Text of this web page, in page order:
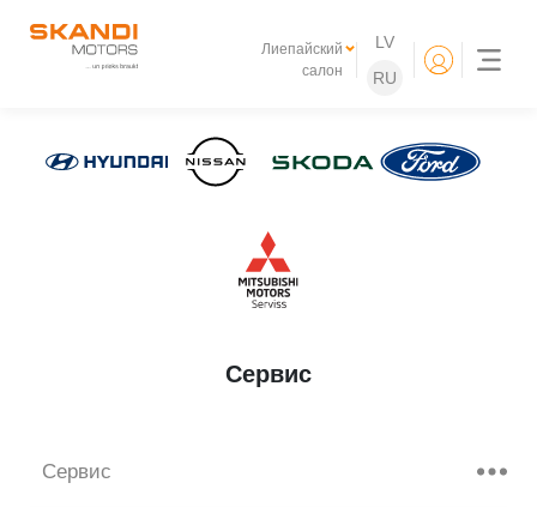
Лиепайский
салон
LV
RU
Сервис
Сервис